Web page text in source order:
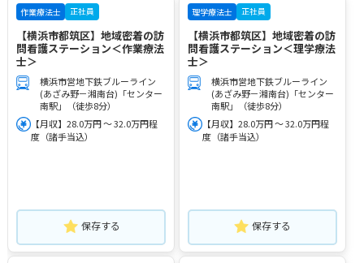
作業療法士 正社員
【横浜市都筑区】地域密着の訪
問看護ステーション＜作業療法
士＞
横浜市営地下鉄ブルーライン
(あざみ野－湘南台)「センター
南駅」（徒歩8分）
【月収】28.0万円 ～ 32.0万円程
度（諸手当込）
保存する
理学療法士 正社員
【横浜市都筑区】地域密着の訪
問看護ステーション＜理学療法
士＞
横浜市営地下鉄ブルーライン
(あざみ野－湘南台)「センター
南駅」（徒歩8分）
【月収】28.0万円 ～ 32.0万円程
度（諸手当込）
保存する